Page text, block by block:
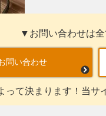
▼お問い合わせは
問い合わせ
って決まります！当サ